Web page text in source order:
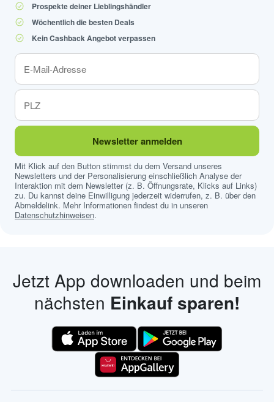
Prospekte deiner Lieblingshändler
Wöchentlich die besten Deals
Kein Cashback Angebot verpassen
Newsletter anmelden
Mit Klick auf den Button stimmst du dem Versand unseres
Newsletters und der Personalisierung einschließlich Analyse der
Interaktion mit dem Newsletter (z. B. Öffnungsrate, Klicks auf Links)
zu. Du kannst deine Einwilligung jederzeit widerrufen, z. B. über den
Abmeldelink. Mehr Informationen findest du in unseren
Datenschutzhinweisen.
Jetzt App downloaden und beim
nächsten Einkauf sparen!